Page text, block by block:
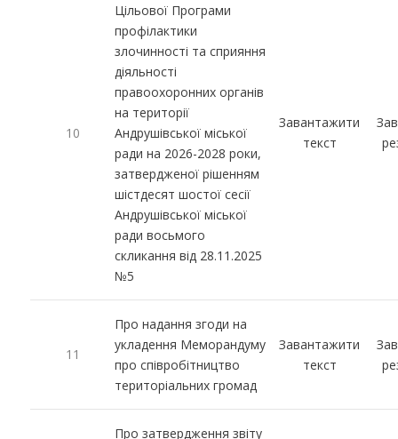
10
Цільової Програми
профілактики
злочинності та сприяння
діяльності
правоохоронних органів
на території
Андрушівської міської
ради на 2026-2028 роки,
затвердженої рішенням
шістдесят шостої сесії
Андрушівської міської
ради восьмого
скликання від 28.11.2025
№5
Завантажити
текст
11
Про надання згоди на
укладення Меморандуму
про співробітництво
територіальних громад
Завантажити
текст
Про затвердження звіту